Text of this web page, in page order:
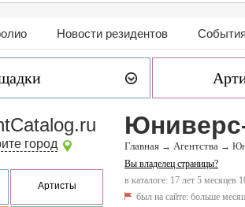
Новости резидентов
город
Артисты
Главная → Агентства →
Вы владелец страницы?
в каталоге: 17 лет 5 месяцев
был на сайте: больше